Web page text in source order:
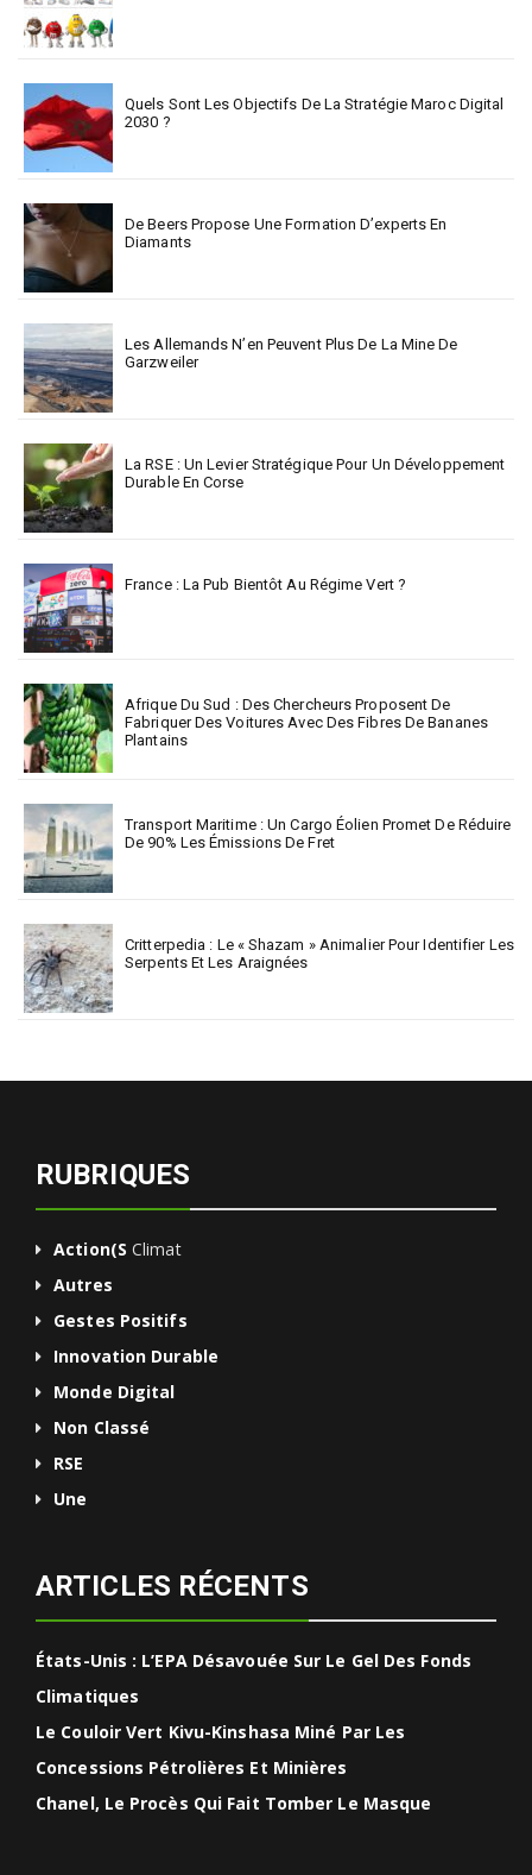
Quels Sont Les Objectifs De La Stratégie Maroc Digital
2030 ?
De Beers Propose Une Formation D’experts En
Diamants
Les Allemands N’en Peuvent Plus De La Mine De
Garzweiler
La RSE : Un Levier Stratégique Pour Un Développement
Durable En Corse
France : La Pub Bientôt Au Régime Vert ?
Afrique Du Sud : Des Chercheurs Proposent De
Fabriquer Des Voitures Avec Des Fibres De Bananes
Plantains
Transport Maritime : Un Cargo Éolien Promet De Réduire
De 90% Les Émissions De Fret
Critterpedia : Le « Shazam » Animalier Pour Identifier Les
Serpents Et Les Araignées
RUBRIQUES
Action(s Climat
Autres
Gestes Positifs
Innovation Durable
Monde Digital
Non Classé
RSE
Une
ARTICLES RÉCENTS
États-Unis : L’EPA Désavouée Sur Le Gel Des Fonds
Climatiques
Le Couloir Vert Kivu-Kinshasa Miné Par Les
Concessions Pétrolières Et Minières
Chanel, Le Procès Qui Fait Tomber Le Masque